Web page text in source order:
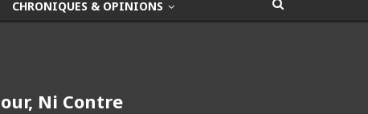
CHRONIQUES & OPINIONS
Ni Contre